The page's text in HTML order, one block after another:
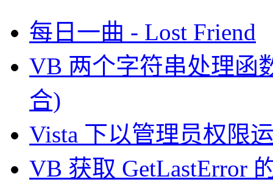
每日一曲 - Lost Friend
VB 两个字符串处理函
合)
Vista 下以管理员权限
VB 获取 GetLastError